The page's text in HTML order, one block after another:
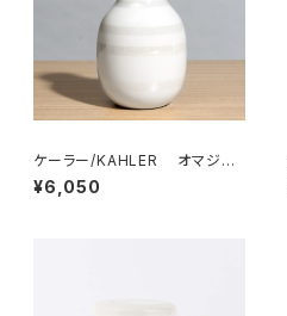
ケーラー/KAHLER オマジオ/
OMAGGIO ベース 125mm
¥6,050